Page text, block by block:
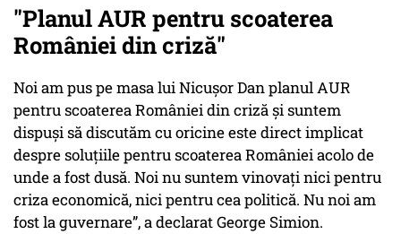
"Planul AUR pentru scoaterea
României din criză"
Noi am pus pe masa lui Nicușor Dan planul AUR
pentru scoaterea României din criză și suntem
dispuși să discutăm cu oricine este direct implicat
despre soluțiile pentru scoaterea României acolo de
unde a fost dusă. Noi nu suntem vinovați nici pentru
criza economică, nici pentru cea politică. Nu noi am
fost la guvernare”, a declarat George Simion.